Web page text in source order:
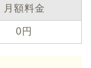
月額料金
0円